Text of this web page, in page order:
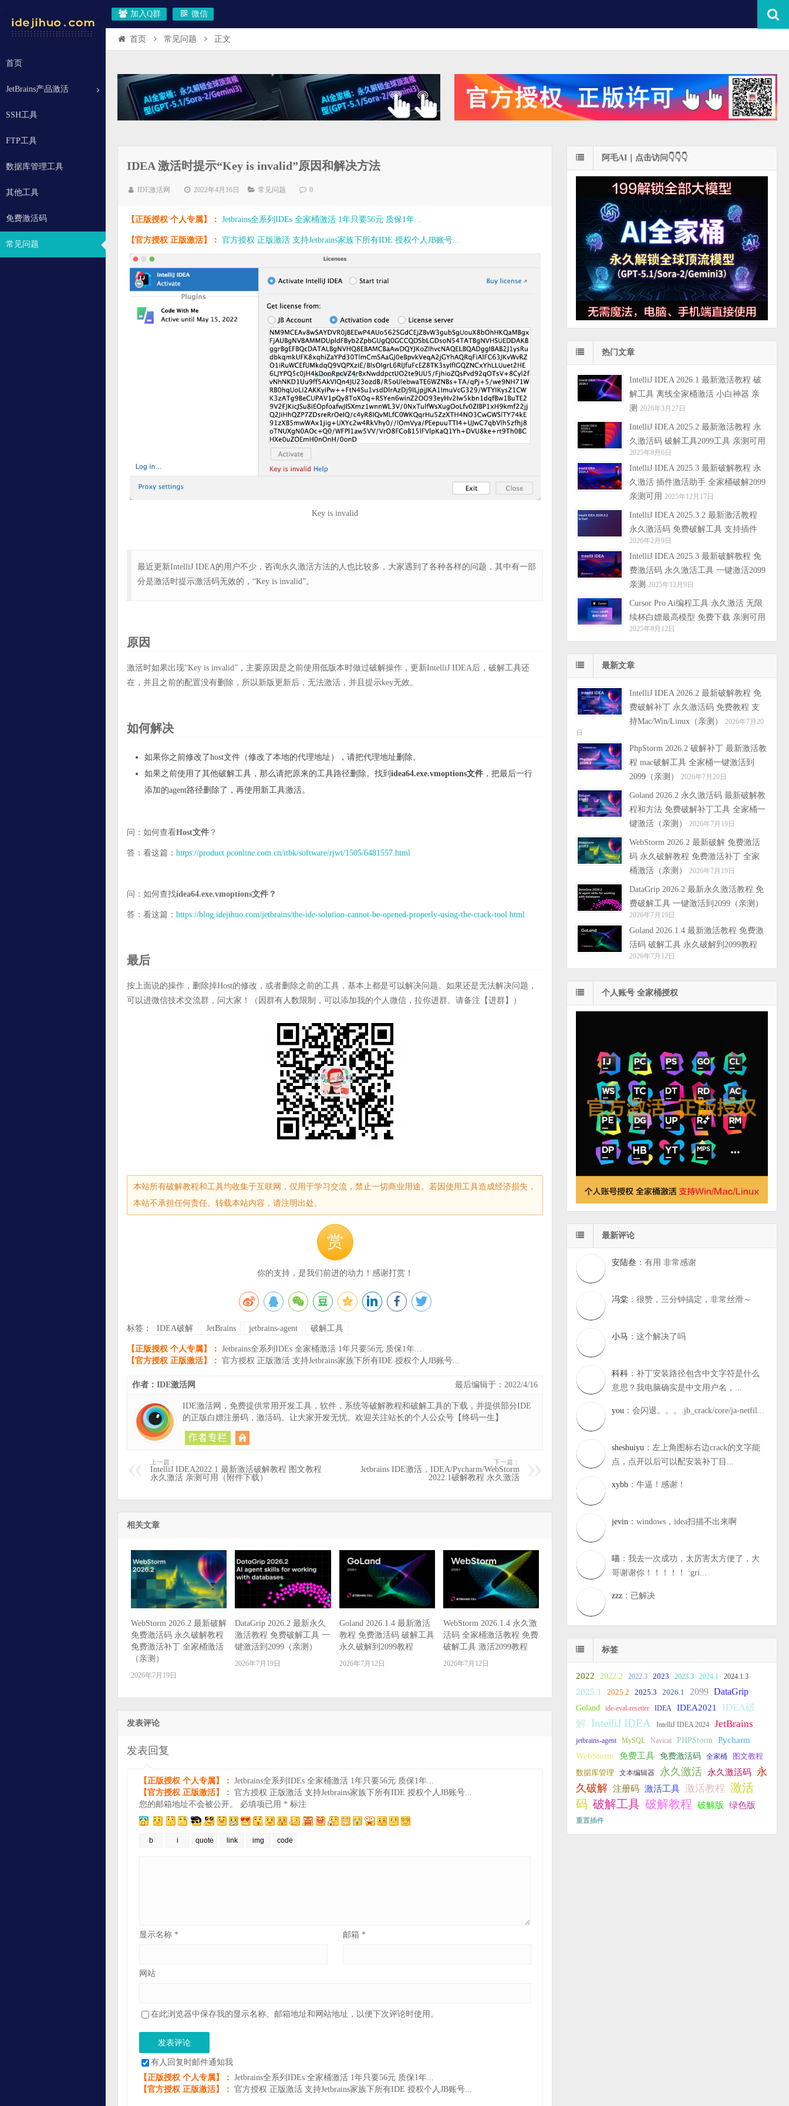
加入Q群 微信
首页
JetBrains产品激活
SSH工具
FTP工具
数据库管理工具
其他工具
免费激活码
常见问题
首页 常见问题 正文
IDEA 激活时提示“Key is invalid”原因和解决方法
IDE激活网 2022年4月16日 常见问题 0
【正版授权 个人专属】： Jetbrains全系列IDEs 全家桶激活 1年只要56元 质保1年...
【官方授权 正版激活】： 官方授权 正版激活 支持Jetbrains家族下所有IDE 授权个人JB账号...
Key is invalid
最近更新IntelliJ IDEA的用户不少，咨询永久激活方法的人也比较多，大家遇到了各种各样的问题，其中有一部
分是激活时提示激活码无效的，“Key is invalid”。
原因
激活时如果出现“Key is invalid”，主要原因是之前使用低版本时做过破解操作，更新IntelliJ IDEA后，破解工具还
在，并且之前的配置没有删除，所以新版更新后，无法激活，并且提示key无效。
如何解决
如果你之前修改了host文件（修改了本地的代理地址），请把代理地址删除。
如果之前使用了其他破解工具，那么请把原来的工具路径删除。找到 idea64.exe.vmoptions文件 ，把最后一行
添加的agent路径删除了，再使用新工具激活。
问：如何查看Host文件 ？
答：看这篇： https://product.pconline.com.cn/itbk/software/rjwt/1505/6481557.html
问：如何查找idea64.exe.vmoptions文件？
答：看这篇： https://blog.idejihuo.com/jetbrains/the-ide-solution-cannot-be-opened-properly-using-the-crack-tool.html
最后
按上面说的操作，删除掉Host的修改，或者删除之前的工具，基本上都是可以解决问题。如果还是无法解决问题，
可以进微信技术交流群，问大家！（因群有人数限制，可以添加我的个人微信，拉你进群。请备注【进群】）
本站所有破解教程和工具均收集于互联网，仅用于学习交流，禁止一切商业用途。若因使用工具造成经济损失，
本站不承担任何责任。转载本站内容，请注明出处。
赏
你的支持，是我们前进的动力！感谢打赏！
标签： IDEA破解 JetBrains jetbrains-agent 破解工具
【正版授权 个人专属】： Jetbrains全系列IDEs 全家桶激活 1年只要56元 质保1年...
【官方授权 正版激活】： 官方授权 正版激活 支持Jetbrains家族下所有IDE 授权个人JB账号...
最后编辑于：2022/4/16
作者：IDE激活网
IDE激活网，免费提供常用开发工具，软件，系统等破解教程和破解工具的下载，并提供部分IDE
的正版白嫖注册码，激活码。让大家开发无忧。欢迎关注站长的个人公众号【终码一生】
上一篇：
IntelliJ IDEA2022.1 最新激活破解教程 图文教程
永久激活 亲测可用（附件下载）
下一篇：
Jetbrains IDE激活，IDEA/Pycharm/WebStorm
2022.1破解教程 永久激活
相关文章
WebStorm 2026.2 最新破解
免费激活码 永久破解教程
免费激活补丁 全家桶激活
（亲测）
2026年7月19日
DataGrip 2026.2 最新永久
激活教程 免费破解工具 一
键激活到2099（亲测）
2026年7月19日
Goland 2026.1.4 最新激活
教程 免费激活码 破解工具
永久破解到2099教程
2026年7月12日
WebStorm 2026.1.4 永久激
活码 全家桶激活教程 免费
破解工具 激活2099教程
2026年7月12日
发表评论
发表回复
【正版授权 个人专属】： Jetbrains全系列IDEs 全家桶激活 1年只要56元 质保1年...
【官方授权 正版激活】： 官方授权 正版激活 支持Jetbrains家族下所有IDE 授权个人JB账号...
您的邮箱地址不会被公开。
必填项已用 * 标注
显示名称 * 邮箱 *
网站
在此浏览器中保存我的显示名称、邮箱地址和网站地址，以便下次评论时使用。
有人回复时邮件通知我
【正版授权 个人专属】： Jetbrains全系列IDEs 全家桶激活 1年只要56元 质保1年...
【官方授权 正版激活】： 官方授权 正版激活 支持Jetbrains家族下所有IDE 授权个人JB账号...
阿毛AI｜点击访问👇👇👇
热门文章
IntelliJ IDEA 2026.1 最新激活教程 破
解工具 离线全家桶激活 小白神器 亲
测 2026年3月27日
IntelliJ IDEA 2025.2 最新激活教程 永
久激活码 破解工具2099工具 亲测可用
2025年8月6日
IntelliJ IDEA 2025.3 最新破解教程 永
久激活 插件激活助手 全家桶破解2099
亲测可用 2025年12月17日
IntelliJ IDEA 2025.3.2 最新激活教程
永久激活码 免费破解工具 支持插件
2026年2月9日
IntelliJ IDEA 2025.3 最新破解教程 免
费激活码 永久激活工具 一键激活2099
亲测 2025年12月9日
Cursor Pro Ai编程工具 永久激活 无限
续杯白嫖最高模型 免费下载 亲测可用
2025年8月12日
最新文章
IntelliJ IDEA 2026.2 最新破解教程 免
费破解补丁 永久激活码 免费教程 支
持Mac/Win/Linux（亲测）
2026年7月20
日
PhpStorm 2026.2 破解补丁 最新激活教
程 mac破解工具 全家桶一键激活到
2099（亲测）
2026年7月20日
Goland 2026.2 永久激活码 最新破解教
程和方法 免费破解补丁工具 全家桶一
键激活（亲测）
2026年7月19日
WebStorm 2026.2 最新破解 免费激活
码 永久破解教程 免费激活补丁 全家
桶激活（亲测）
2026年7月19日
DataGrip 2026.2 最新永久激活教程 免
费破解工具 一键激活到2099（亲测）
2026年7月19日
Goland 2026.1.4 最新激活教程 免费激
活码 破解工具 永久破解到2099教程
2026年7月12日
个人账号 全家桶授权
最新评论
安陆叁 ：有用 非常感谢
冯棠 ：很赞，三分钟搞定，非常丝滑～
小马 ：这个解决了吗
科科 ：补丁安装路径包含中文字符是什么
意思？我电脑确实是中文用户名，...
you ：会闪退。。。.jb_crack/core/ja-netfil...
sheshuiyu ：左上角图标右边crack的文字能
点，点开以后可以配安装补丁目...
xybb ：牛逼！感谢！
jevin ：windows，idea扫描不出来啊
喵 ：我去一次成功，太厉害太方便了，大
哥谢谢你！！！！！ :gri...
zzz ：已解决
标签
2022 2022.2 2022.3 2023 2023.3 2024.1 2024.1.3
2025.1 2025.2 2025.3 2026.1 2099 DataGrip
Goland ide-eval-resetter IDEA IDEA2021
IDEA破
解 IntelliJ IDEA IntelliJ IDEA 2024 JetBrains
jetbrains-agent MySQL Navicat PHPStorm Pycharm
WebStorm 免费工具 免费激活码 全家桶 图文教程
数据库管理 文本编辑器 永久激活 永久激活码
永
久破解 注册码 激活工具 激活教程 激活
码 破解工具 破解教程 破解版 绿色版
重置插件